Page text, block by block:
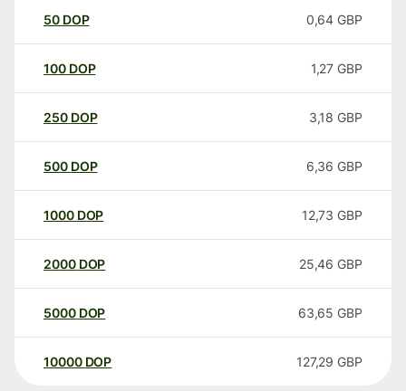
50 DOP 0,64 GBP
100 DOP 1,27 GBP
250 DOP 3,18 GBP
500 DOP 6,36 GBP
1000 DOP 12,73 GBP
2000 DOP 25,46 GBP
5000 DOP 63,65 GBP
10000 DOP 127,29 GBP